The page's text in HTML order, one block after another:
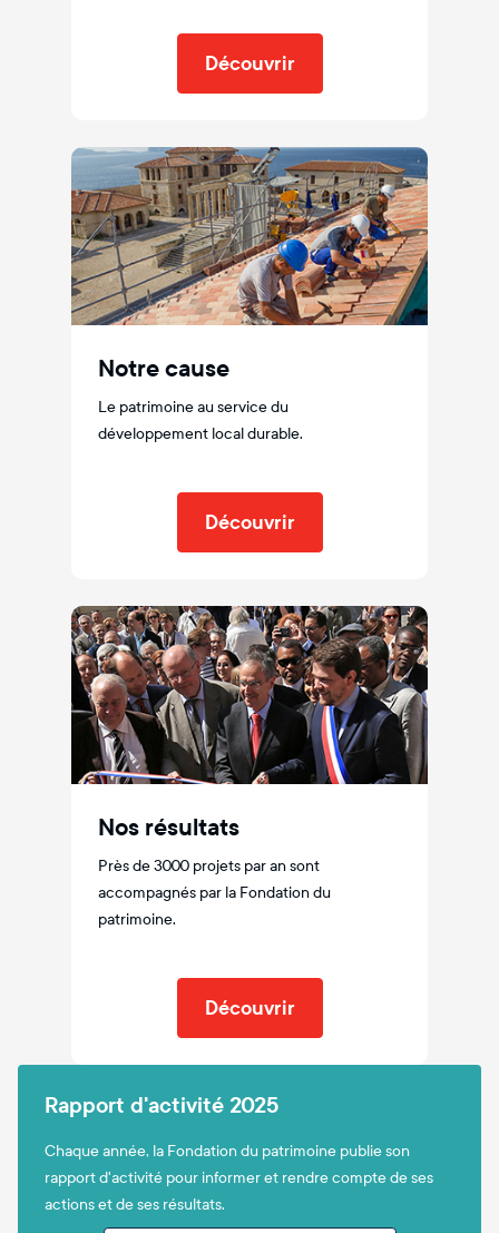
Découvrir
Notre cause
Le patrimoine au service du
développement local durable.
Découvrir
Nos résultats
Près de 3000 projets par an sont
accompagnés par la Fondation du
patrimoine.
Découvrir
Rapport d'activité 2025
Chaque année, la Fondation du patrimoine publie son
rapport d'activité pour informer et rendre compte de ses
actions et de ses résultats.